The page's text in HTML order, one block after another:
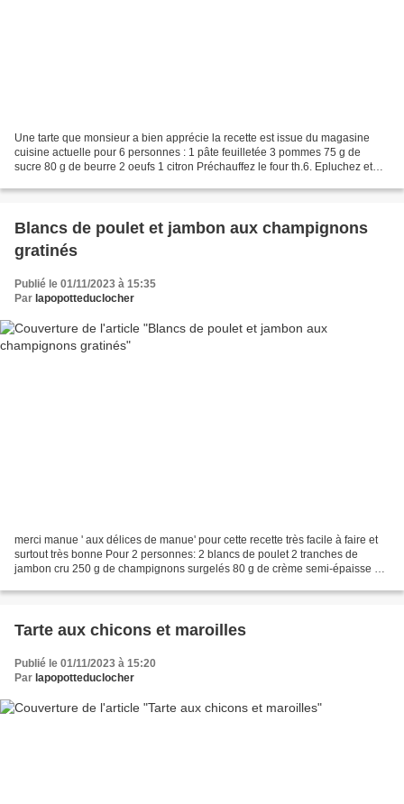
Une tarte que monsieur a bien apprécie la recette est issue du magasine
cuisine actuelle pour 6 personnes : 1 pâte feuilletée 3 pommes 75 g de
sucre 80 g de beurre 2 oeufs 1 citron Préchauffez le four th.6. Epluchez et
Blancs de poulet et jambon aux champignons
gratinés
Publié le 01/11/2023 à 15:35
Par lapopotteduclocher
merci manue ' aux délices de manue' pour cette recette très facile à faire et
surtout très bonne Pour 2 personnes: 2 blancs de poulet 2 tranches de
jambon cru 250 g de champignons surgelés 80 g de crème semi-épaisse 60
Tarte aux chicons et maroilles
Publié le 01/11/2023 à 15:20
Par lapopotteduclocher